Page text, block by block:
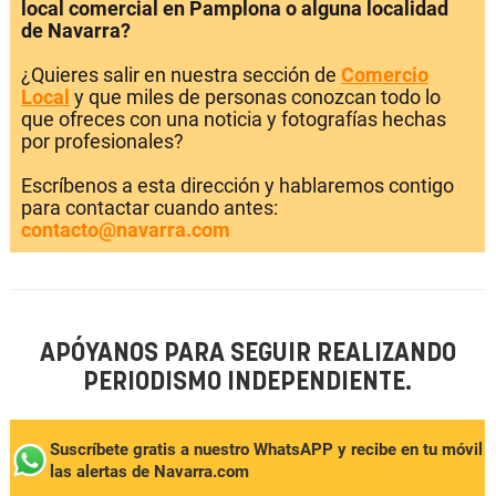
local comercial en Pamplona o alguna localidad
de Navarra?
¿Quieres salir en nuestra sección de Comercio
Local y que miles de personas conozcan todo lo
que ofreces con una noticia y fotografías hechas
por profesionales?
Escríbenos a esta dirección y hablaremos contigo
para contactar cuando antes:
contacto@navarra.com
APÓYANOS PARA SEGUIR REALIZANDO
PERIODISMO INDEPENDIENTE.
Suscríbete gratis a nuestro WhatsAPP y recibe en tu móvil
las alertas de Navarra.com